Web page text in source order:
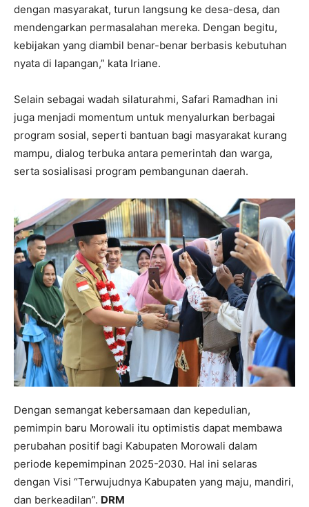
dengan masyarakat, turun langsung ke desa-desa, dan
mendengarkan permasalahan mereka. Dengan begitu,
kebijakan yang diambil benar-benar berbasis kebutuhan
nyata di lapangan,” kata Iriane.
Selain sebagai wadah silaturahmi, Safari Ramadhan ini
juga menjadi momentum untuk menyalurkan berbagai
program sosial, seperti bantuan bagi masyarakat kurang
mampu, dialog terbuka antara pemerintah dan warga,
serta sosialisasi program pembangunan daerah.
Dengan semangat kebersamaan dan kepedulian,
pemimpin baru Morowali itu optimistis dapat membawa
perubahan positif bagi Kabupaten Morowali dalam
periode kepemimpinan 2025-2030. Hal ini selaras
dengan Visi “Terwujudnya Kabupaten yang maju, mandiri,
dan berkeadilan”. DRM